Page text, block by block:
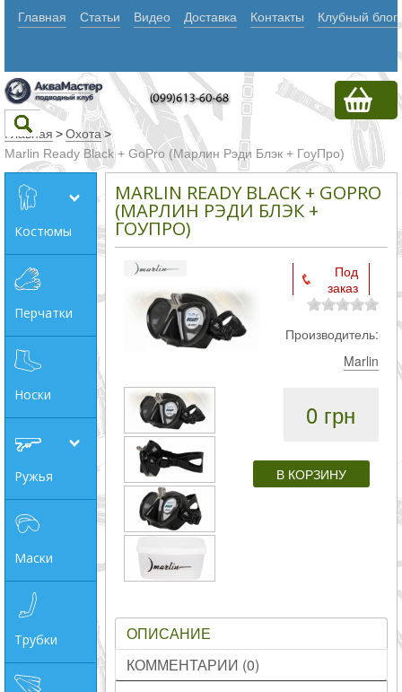
Главная Статьи Видео Доставка Контакты Клубный блог
Текст
Любое из
Все
слова
Производитель
_JSHOP_SEARCH_COINS
до
Главная >Охота >
Marlin Ready Black + GoPro (Марлин Рэди Блэк + ГоуПро)
Костюмы
Перчатки
Носки
Ружья
Маски
Трубки
MARLIN READY BLACK + GOPRO
(МАРЛИН РЭДИ БЛЭК +
ГОУПРО)
Под
заказ
Производитель:
Marlin
0 грн
ОПИСАНИЕ
КОММЕНТАРИИ (0)